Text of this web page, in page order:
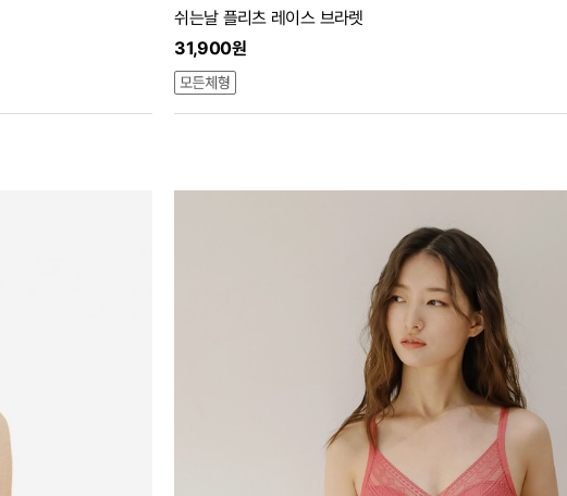
쉬는날 플리츠 레이스 브라렛
31,900원